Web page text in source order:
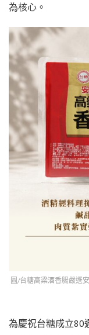
為核心。
圖/台糖高粱酒香腸嚴選
為慶祝台糖成立80